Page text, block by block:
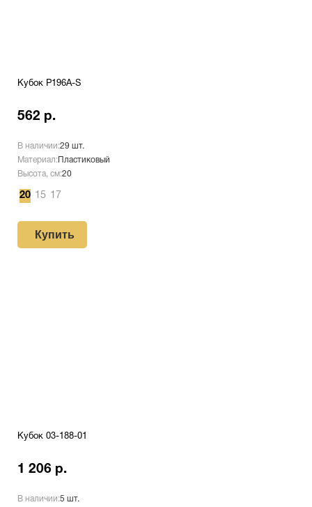
Кубок P196A-S
562 р.
В наличии:29 шт.
Материал: Пластиковый
Высота, см:20
20 15 17
Купить
Кубок 03-188-01
1 206 р.
В наличии:5 шт.